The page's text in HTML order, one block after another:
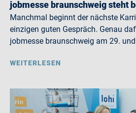
jobmesse braunschweig steht
Manchmal beginnt der nächste
einzigen guten Gespräch. Genau
jobmesse braunschweig am 29.
WEITERLESEN